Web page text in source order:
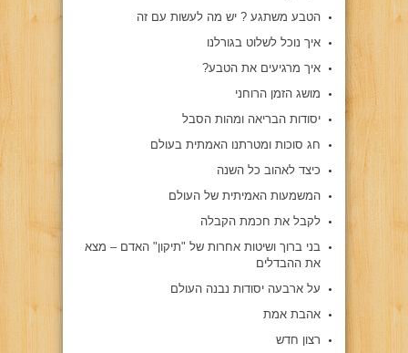
הטבע משתגע ? יש מה לעשות עם זה
איך נוכל לשלוט בגורלנו
איך מרגיעים את הטבע?
מושג הזמן הרוחני
יסודות הבריאה ומהות הסבל
חג סוכות ומטרתנו האמתית בעולם
כיצד לאהוב כל השנה
המשמעות האמיתית של העולם
לקבל את חכמת הקבלה
בני ברוך ושיטות אחרות של "תיקון" האדם – מצא
את ההבדלים
על ארבעה יסודות נבנה העולם
אהבת אמת
רצון חדש